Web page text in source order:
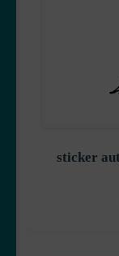
sticker